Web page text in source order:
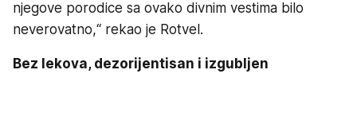
njegove porodice sa ovako divnim vestima bilo
neverovatno,“ rekao je Rotvel.
Bez lekova, dezorijentisan i izgubljen